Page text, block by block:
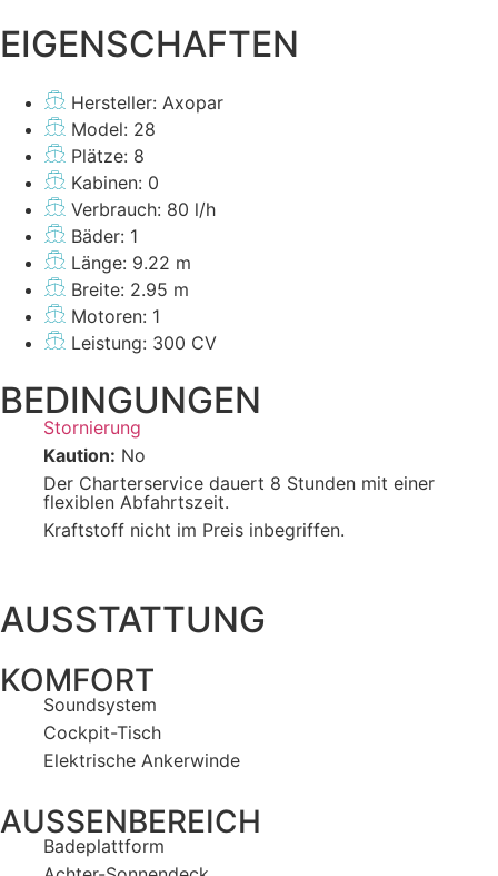
EIGENSCHAFTEN
Hersteller: Axopar
Model: 28
Plätze: 8
Kabinen: 0
Verbrauch: 80 l/h
Bäder: 1
Länge: 9.22 m
Breite: 2.95 m
Motoren: 1
Leistung: 300 CV
BEDINGUNGEN
Stornierung
Kaution: No
Der Charterservice dauert 8 Stunden mit einer
flexiblen Abfahrtszeit.
Kraftstoff nicht im Preis inbegriffen.
AUSSTATTUNG
KOMFORT
Soundsystem
Cockpit-Tisch
Elektrische Ankerwinde
AUSSENBEREICH
Badeplattform